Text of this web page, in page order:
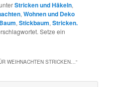
Stricken und Häkeln,
,Wohnen und Deko
,Stickbaum,Stricken.
Setze ein
WEIHNACHTEN STRICKEN…“